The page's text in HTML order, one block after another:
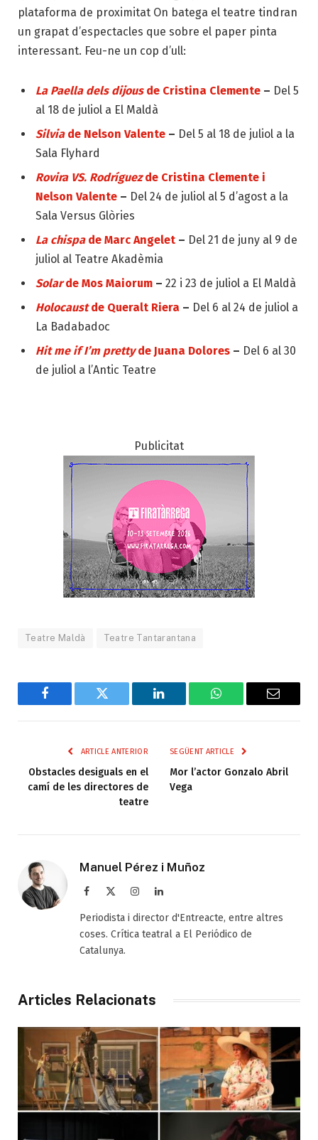
plataforma de proximitat On batega el teatre tindran
un grapat d’espectacles que sobre el paper pinta
interessant. Feu-ne un cop d’ull:
La Paella dels dijousde Cristina Clemente – Del 5
al 18 de juliol a El Maldà
Silviade Nelson Valente – Del 5 al 18 de juliol a la
Sala Flyhard
Rovira VS. Rodríguezde Cristina Clemente i
Nelson Valente – Del 24 de juliol al 5 d’agost a la
Sala Versus Glòries
La chispade Marc Angelet – Del 21 de juny al 9 de
juliol al Teatre Akadèmia
Solarde Mos Maiorum – 22 i 23 de juliol a El Maldà
Holocaustde Queralt Riera – Del 6 al 24 de juliol a
La Badabadoc
Hit me if I’m prettyde Juana Dolores – Del 6 al 30
de juliol a l’Antic Teatre
Publicitat
Teatre Maldà Teatre Tantarantana
Facebook Twitter LinkedIn WhatsAppEmail
ARTICLE ANTERIOR
Obstacles desiguals en el
camí de les directores de
teatre
SEGÜENT ARTICLE
Mor l’actor Gonzalo Abril
Vega
Manuel Pérez i Muñoz
Facebook InstagramLinkedIn
Periodista i director d'Entreacte, entre altres
coses. Crítica teatral a El Periódico de
Catalunya.
Articles Relacionats